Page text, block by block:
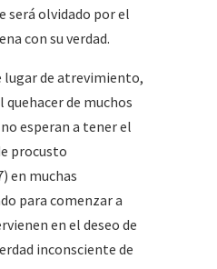
será olvidado por el
con su verdad.
lugar de atrevimiento,
de muchos
esperan a tener el
procusto
en muchas
para comenzar a
en el deseo de
inconsciente de